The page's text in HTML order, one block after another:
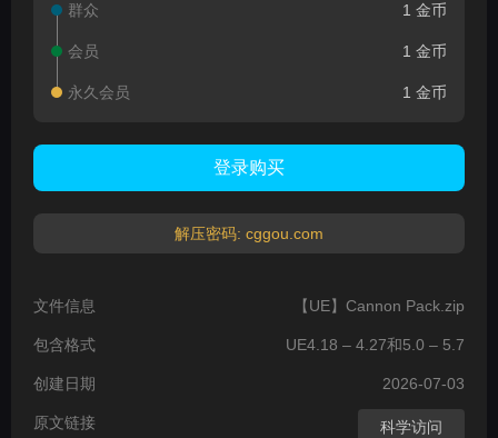
群众 1 金币
会员 1 金币
永久会员 1 金币
登录购买
解压密码: cggou.com
文件信息 【UE】Cannon Pack.zip
包含格式 UE4.18 – 4.27和5.0 – 5.7
创建日期 2026-07-03
原文链接 科学访问